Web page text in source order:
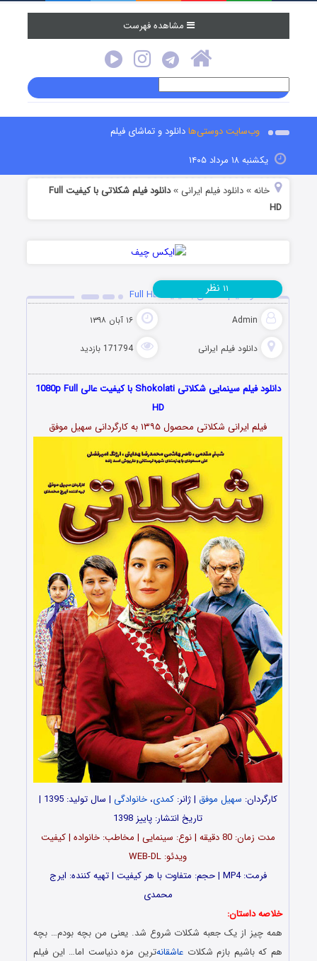
مشاهده فهرست
وب‌سایت دوستی‌هادانلود و تماشای فیلم
یکشنبه ۱۸ مرداد ۱۴۰۵
خانه »دانلود فیلم‌ ایرانی »
دانلود فیلم شکلاتی با کیفیت Full
HD
دانلود فیلم شکلاتی با کیفیت Full HD
Admin ۱۶ آبان ۱۳۹۸
دانلود فیلم‌ ایرانی 171794 بازدید
۱۱ نظر
دانلود فیلم سینمایی شکلاتی Shokolati با کیفیت عالی 1080p Full
HD
فیلم ایرانی شکلاتی محصول ۱۳۹۵ به کارگردانی سهیل موفق
کارگردان: سهیل موفق | ژانر:کمدی،خانوادگی
| سال تولید: 1395 |
تاریخ انتشار: پاییز 1398
مدت زمان: 80 دقیقه | نوع: سینمایی | مخاطب: خانواده | کیفیت
ویدئو: WEB-DL
فرمت: MP4 | حجم: متفاوت با هر کیفیت | تهیه کننده: ایرج
محمدی
خلاصه داستان:
همه چیز از یک جعبه شکلات شروع شد. یعنی من بچه بودم… بچه
هم که باشیم بازم شکلات عاشقانه‌ترین مزه دنیاست اما… این فیلم